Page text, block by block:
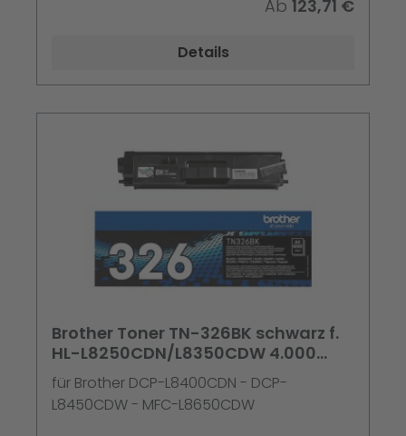
Ab 123,71 €
Details
Brother Toner TN-326BK schwarz f.
HL-L8250CDN/L8350CDW 4.000
Seiten
für Brother DCP-L8400CDN - DCP-
L8450CDW - MFC-L8650CDW